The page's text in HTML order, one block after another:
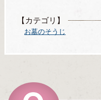
【カテゴリ】
お墓のそうじ